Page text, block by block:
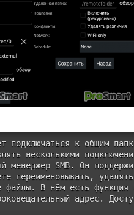
подключаться к общим
несколькими
SMB. Он
переименовывать,
файлы. В нём есть функция
адрес.